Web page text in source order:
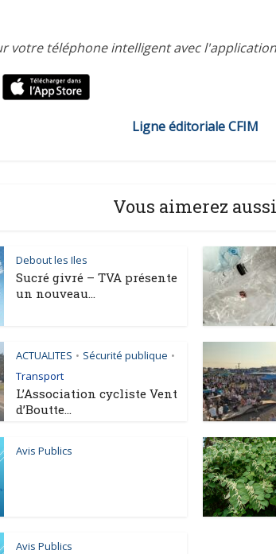
votre téléphone intelligent avec l'application
Ligne éditoriale CFIM
Vous aimerez aussi
Debout les Iles
Sucré givré – TVA présente
un nouveau...
ACTUALITES • Sécurité publique •
Transport
L’Association cycliste Vent
d’Boutte...
Avis Publics
Avis Publics